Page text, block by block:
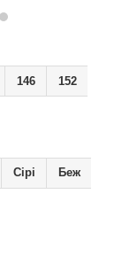
146 152
Сірі Беж